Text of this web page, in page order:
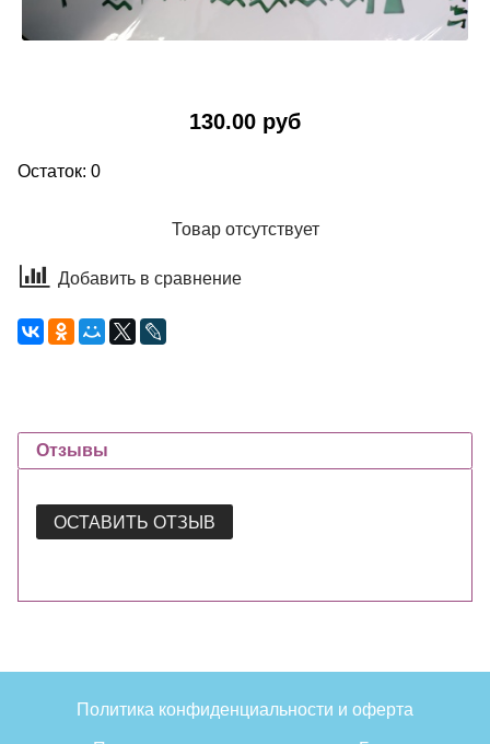
130.00 руб
Остаток: 0
Товар отсутствует
Добавить в сравнение
Отзывы
ОСТАВИТЬ ОТЗЫВ
Политика конфиденциальности и оферта